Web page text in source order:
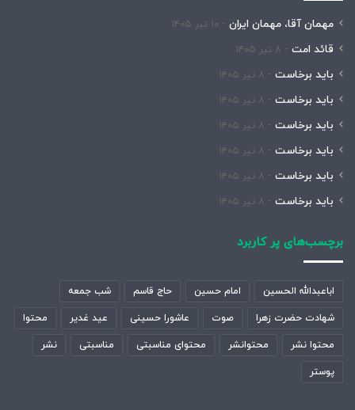
مهمان آقا، مهمان ایران ۱۰ تیر ۱۴۰۵
قائد امت ۸ تیر ۱۴۰۵
باید برخاست ۸ تیر ۱۴۰۵
باید برخاست ۸ تیر ۱۴۰۵
باید برخاست ۸ تیر ۱۴۰۵
باید برخاست ۸ تیر ۱۴۰۵
باید برخاست ۸ تیر ۱۴۰۵
باید برخاست ۸ تیر ۱۴۰۵
برچسب‌های پر کاربرد
اباعبدالله الحسین امام حسین حاج قاسم شب جمعه
شهادت حضرت زهرا صوت عاشورا حسینی عید غدیر محتوا
محتوا نشر محتوانشر محتوای مناسبتی مناسبتی نشر
پوستر